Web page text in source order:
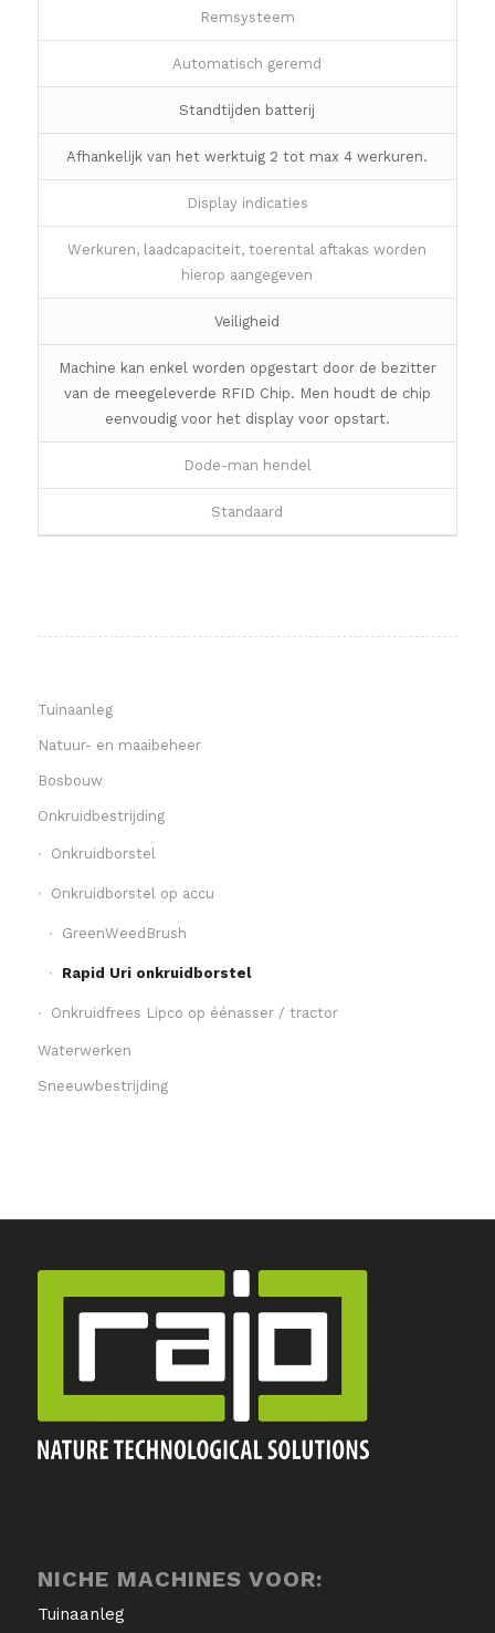
Remsysteem
Automatisch geremd
Standtijden batterij
Afhankelijk van het werktuig 2 tot max 4 werkuren.
Display indicaties
Werkuren, laadcapaciteit, toerental aftakas worden
hierop aangegeven
Veiligheid
Machine kan enkel worden opgestart door de bezitter
van de meegeleverde RFID Chip. Men houdt de chip
eenvoudig voor het display voor opstart.
Dode-man hendel
Standaard
Tuinaanleg
Natuur- en maaibeheer
Bosbouw
Onkruidbestrijding
Onkruidborstel
Onkruidborstel op accu
GreenWeedBrush
Rapid Uri onkruidborstel
Onkruidfrees Lipco op éénasser / tractor
Waterwerken
Sneeuwbestrijding
NICHE MACHINES VOOR:
Tuinaanleg